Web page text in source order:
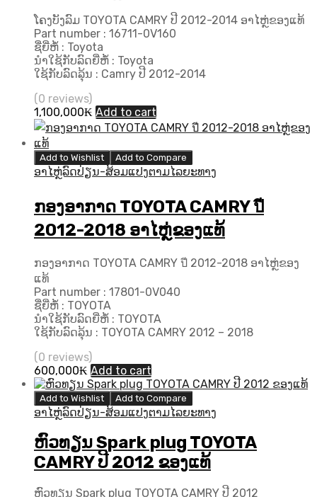
ໂຄງບັງລົມ TOYOTA CAMRY ປີ 2012-2014 ອາໄຫຼ່ຂອງແທ້
Part number : 16711-0V160
ຊື່ຍີ່ຫໍ້ : Toyota
ນຳໃຊ້ກັບລົດຍີ່ຫໍ້ : Toyota
ໃຊ້ກັບລົດລຸ້ນ : Camry ປີ 2012-2014
(0 reviews)
1,100,000₭ Add to cart
Add to Wishlist Add to Compare
ອາໄຫຼ່ລົດປ່ຽນ-ສ້ອມແປງຕາມໄລຍະທາງ
ກອງອາກາດ TOYOTA CAMRY ปี
2012-2018 ອາໄຫຼ່ຂອງແທ້
ກອງອາກາດ TOYOTA CAMRY ปี 2012-2018 ອາໄຫຼ່ຂອງ
ແທ້
Part number : 17801-0V040
ຊື່ຍີ່ຫໍ້ : TOYOTA
ນຳໃຊ້ກັບລົດຍີ່ຫໍ້ : TOYOTA
ໃຊ້ກັບລົດລຸ້ນ : TOYOTA CAMRY 2012 – 2018
(0 reviews)
600,000₭ Add to cart
Add to Wishlist Add to Compare
ອາໄຫຼ່ລົດປ່ຽນ-ສ້ອມແປງຕາມໄລຍະທາງ
ຫົວທຽນ Spark plug TOYOTA
CAMRY ປີ 2012 ຂອງແທ້
ຫົວທຽນ Spark plug TOYOTA CAMRY ປີ 2012